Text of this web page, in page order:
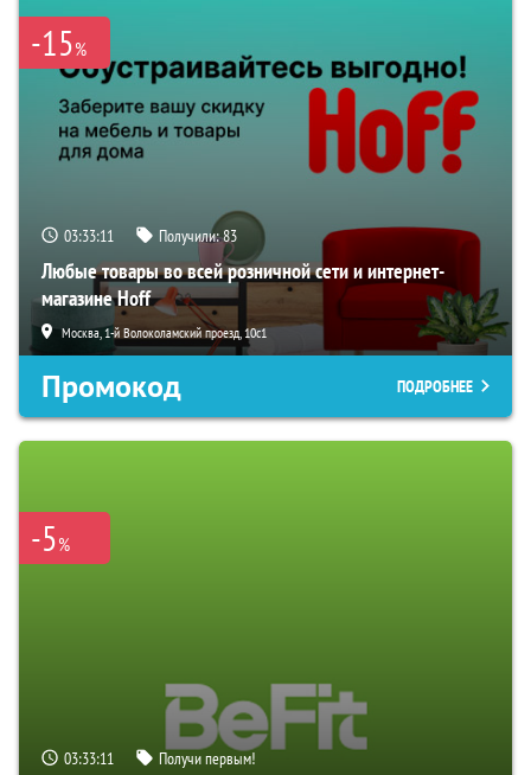
-15%
03:33:09 Получили:83
Любые товары во всей розничной сети и интернет-
магазине Hoff
Москва, 1-й Волоколамский проезд, 10с1
Промокод ПОДРОБНЕЕ
-5%
03:33:09 Получи первым!